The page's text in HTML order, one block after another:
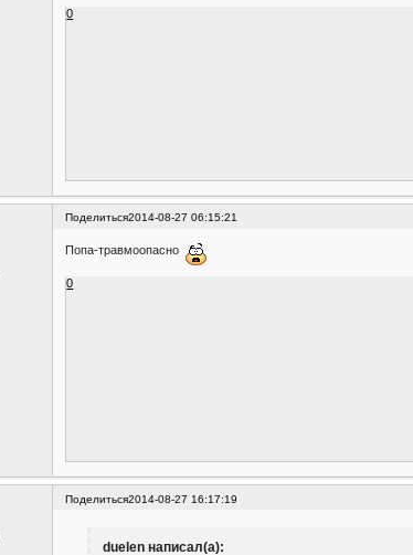
0
Поделиться2014-08-27 06:15:21
Попа-травмоопасно
0
Поделиться2014-08-27 16:17:19
duelen написал(а):